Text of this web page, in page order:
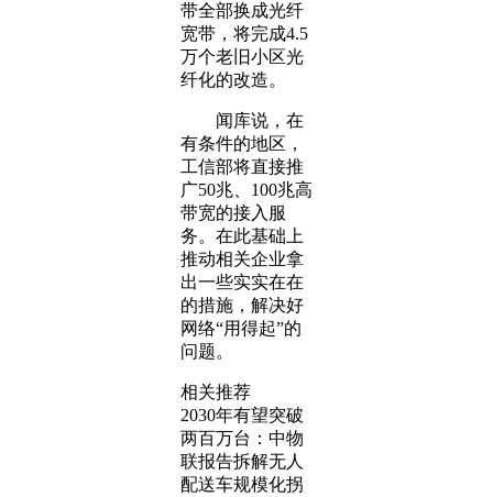
带全部换成光纤
宽带，将完成4.5
万个老旧小区光
纤化的改造。
闻库说，在
有条件的地区，
工信部将直接推
广50兆、100兆高
带宽的接入服
务。在此基础上
推动相关企业拿
出一些实实在在
的措施，解决好
网络“用得起”的
问题。
相关推荐
2030年有望突破
两百万台：中物
联报告拆解无人
配送车规模化拐